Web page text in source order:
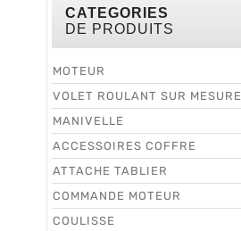
CATEGORIES
DE PRODUITS
MOTEUR
VOLET ROULANT SUR MESURE
MANIVELLE
ACCESSOIRES COFFRE
ATTACHE TABLIER
COMMANDE MOTEUR
COULISSE